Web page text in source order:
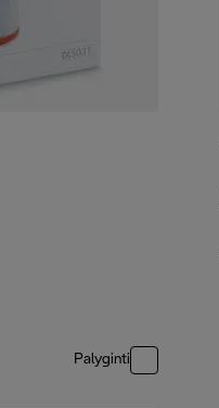
Palyginti